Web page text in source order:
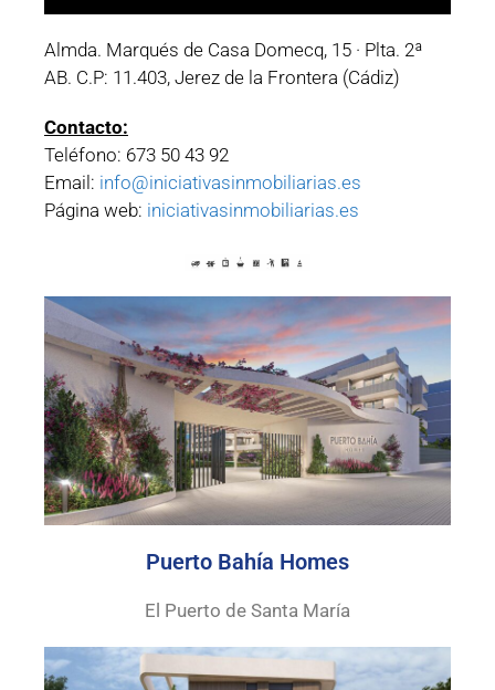
Almda. Marqués de Casa Domecq, 15 · Plta. 2ª
AB. C.P: 11.403, Jerez de la Frontera (Cádiz)
Contacto:
Teléfono: 673 50 43 92
Email: info@iniciativasinmobiliarias.es
Página web: iniciativasinmobiliarias.es
Puerto Bahía Homes
El Puerto de Santa María